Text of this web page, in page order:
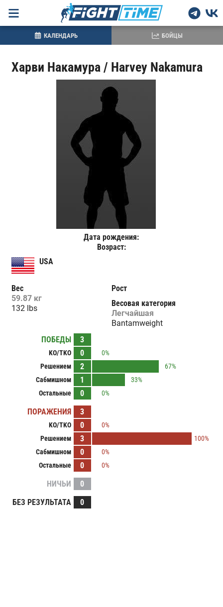
Харви Накамура / Harvey Nakamura
Дата рождения:
Возраст:
USA
Вес
59.87 кг
132 lbs
Рост
Весовая категория
Легчайшая
Bantamweight
ПОБЕДЫ
3
KO/TKO 0
0%
Решением
2
67%
Сабмишном
1
33%
Остальные
0 0%
ПОРАЖЕНИЯ 3
KO/TKO 0
0%
Решением
3
100%
Сабмишном
0
0%
Остальные
0 0%
НИЧЬИ
0
БЕЗ РЕЗУЛЬТАТА
0
КАЛЕНДАРЬ БОЙЦЫ